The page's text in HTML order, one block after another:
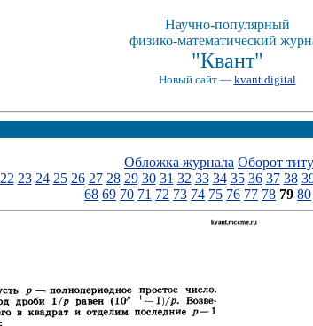
Научно-популярный
физико-математический
"Квант"
Новый сайт — kvant.digital
Обложка журнала Оборот
22 23 24 25 26 27 28 29 30 31 32 33 34 35 36 37 38
68 69 70 71 72 73 74 75 76 77 78 79 80